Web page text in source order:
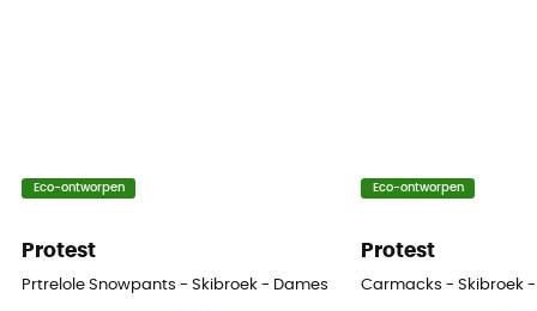
Eco-ontworpen
Protest
Prtrelole Snowpants - Skibroek - Dames
Eco-ontworpen
Protest
Carmacks - Skibroek